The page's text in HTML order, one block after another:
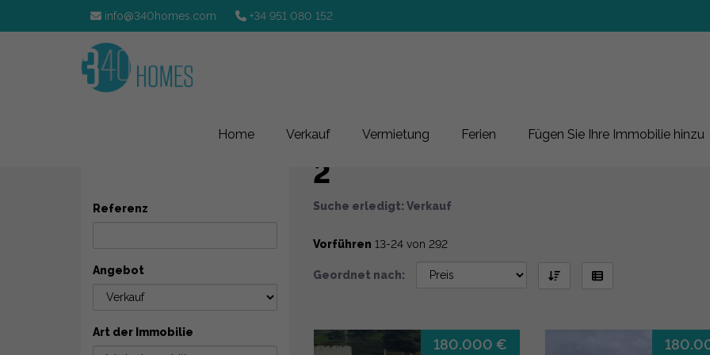
info@340homes.com +34 951 080 152
Home Verkauf Vermietung Ferien Fügen Sie Ihre Immobilie hinzu
Immobilien und Wohnungen
2
Suche erledigt: Verkauf
Vorführen 13-24 von 292
Geordnet nach:
180.000 €
Referenz
Angebot
Art der Immobilie